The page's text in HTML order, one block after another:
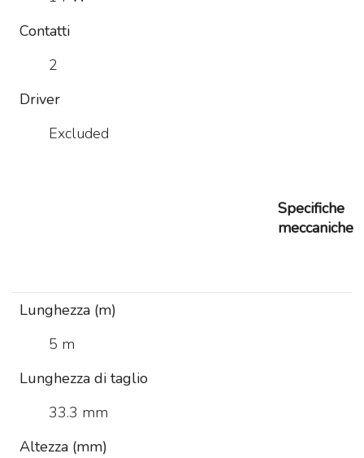
Contatti
2
Driver
Excluded
Specifiche
meccaniche
Lunghezza (m)
5 m
Lunghezza di taglio
33.3 mm
Altezza (mm)